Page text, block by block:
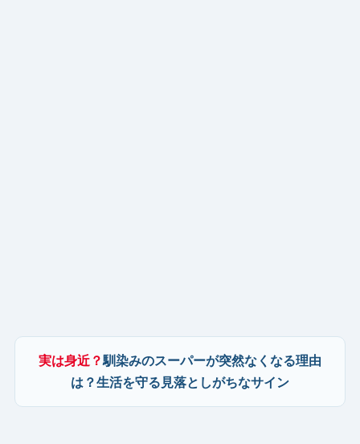
実は身近？馴染みのスーパーが突然なくなる理由
は？生活を守る見落としがちなサイン